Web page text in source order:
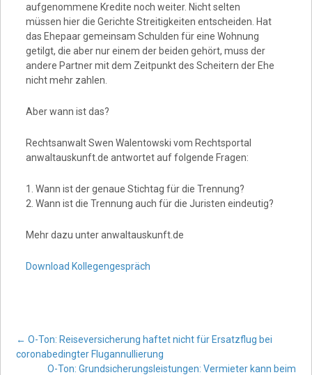
aufgenommene Kredite noch weiter. Nicht selten
müssen hier die Gerichte Streitigkeiten entscheiden. Hat
das Ehepaar gemeinsam Schulden für eine Wohnung
getilgt, die aber nur einem der beiden gehört, muss der
andere Partner mit dem Zeitpunkt des Scheitern der Ehe
nicht mehr zahlen.
Aber wann ist das?
Rechtsanwalt Swen Walentowski vom Rechtsportal
anwaltauskunft.de antwortet auf folgende Fragen:
1. Wann ist der genaue Stichtag für die Trennung?
2. Wann ist die Trennung auch für die Juristen eindeutig?
Mehr dazu unter anwaltauskunft.de
Download Kollegengespräch
Post
← O-Ton: Reiseversicherung haftet nicht für Ersatzflug bei
coronabedingter Flugannullierung
O-Ton: Grundsicherungsleistungen: Vermieter kann beim